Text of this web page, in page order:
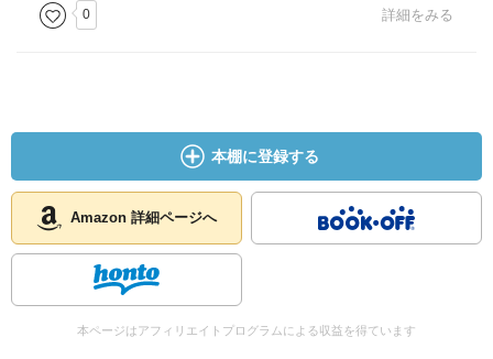
0 詳細をみる
本棚に登録する
Amazon 詳細ページへ
本ページはアフィリエイトプログラムによる収益を得ています